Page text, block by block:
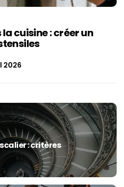
cuisine : créer un
2026
: critères